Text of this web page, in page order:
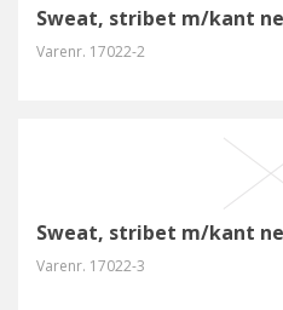
Sweat, stribet m/kant
Varenr. 17022-2
Sweat, stribet m/kant
Varenr. 17022-3